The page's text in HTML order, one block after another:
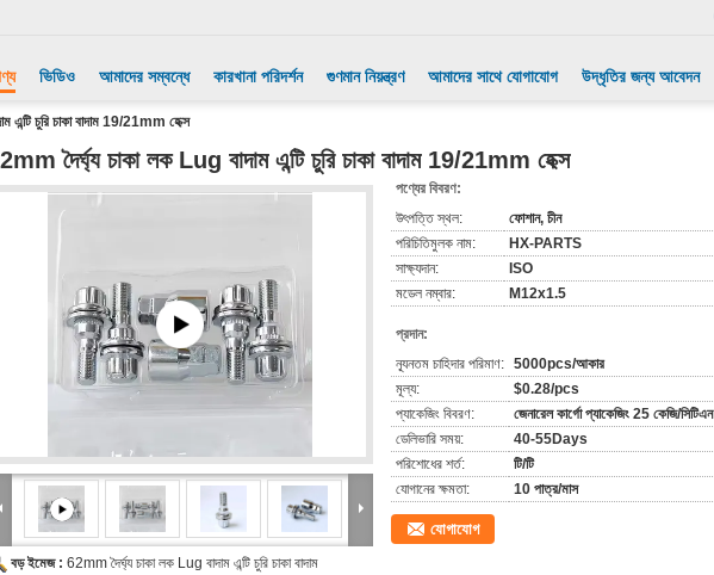
ভিডিও আমাদের সম্বন্ধে কারখানা পরিদর্শন গুণমান নিয়ন্ত্রণ আমাদের সাথে যোগাযোগ উদ্ধৃতির জন্য আবেদন
এন্টি চুরি চাকা বাদাম 19/21mm হেক্স
দৈর্ঘ্য চাকা লক Lug বাদাম এন্টি চুরি চাকা বাদাম 19/21mm হেক্স
বড় ইমেজ : 62mm দৈর্ঘ্য চাকা লক Lug বাদাম এন্টি চুরি চাকা বাদাম
পণ্যের বিবরণ:
উৎপত্তি স্থল:
ফোশান, চীন
পরিচিতিমুলক নাম:
HX-PARTS
সাক্ষ্যদান:
ISO
মডেল নম্বার:
M12x1.5
প্রদান:
ন্যূনতম চাহিদার পরিমাণ: 5000pcs/আকার
মূল্য:
$0.28/pcs
প্যাকেজিং বিবরণ:
জেনারেল কার্গো প্যাকেজিং 25 কেজি/সিটিএন
ডেলিভারি সময়:
40-55Days
পরিশোধের শর্ত:
টি/টি
যোগানের ক্ষমতা:
10 পাত্র/মাস
যোগাযোগ